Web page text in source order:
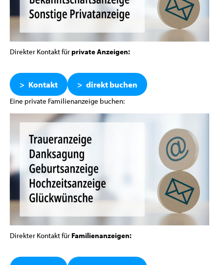
Direkter Kontakt fürprivate Anzeigen:
Kontakt direkt buchen
Eine private Familienanzeige buchen:
Direkter Kontakt für Familienanzeigen: